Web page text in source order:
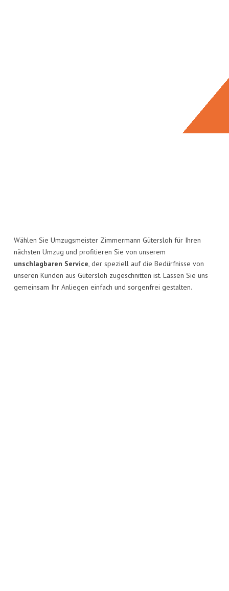
Wählen Sie Umzugsmeister Zimmermann Gütersloh für Ihren
nächsten Umzug und profitieren Sie von unserem
unschlagbaren Service, der speziell auf die Bedürfnisse von
unseren Kunden aus Gütersloh zugeschnitten ist. Lassen Sie uns
gemeinsam Ihr Anliegen einfach und sorgenfrei gestalten.